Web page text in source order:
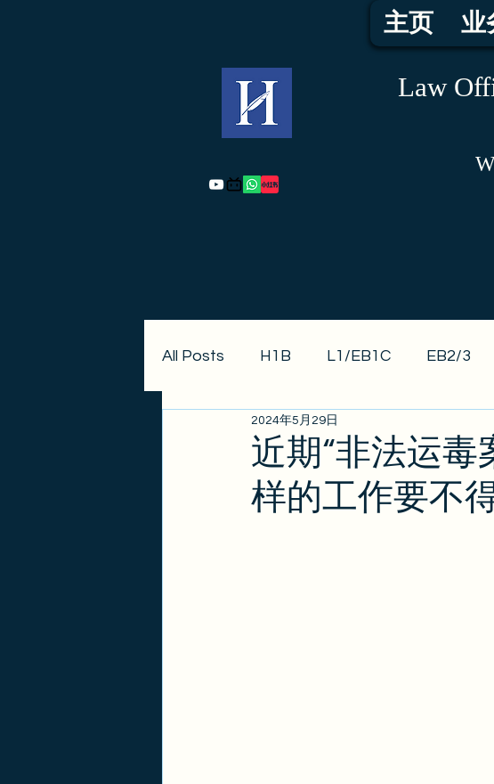
主页 业
Law
All Posts H1B L1/EB1C EB2/3
EB1A/EB1B/NIW
政策更新 金卡 签证攻略
近期“非法运毒
样的工作要不
2024年5月29日